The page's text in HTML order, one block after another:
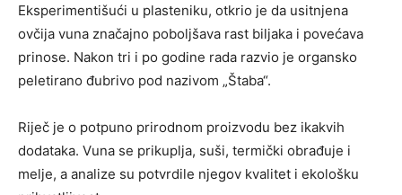
Eksperimentišući u plasteniku, otkrio je da usitnjena
ovčija vuna značajno poboljšava rast biljaka i povećava
prinose. Nakon tri i po godine rada razvio je organsko
peletirano đubrivo pod nazivom „Štaba“.
Riječ je o potpuno prirodnom proizvodu bez ikakvih
dodataka. Vuna se prikuplja, suši, termički obrađuje i
melje, a analize su potvrdile njegov kvalitet i ekološku